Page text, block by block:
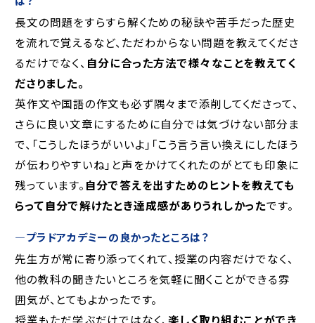
長文の問題をすらすら解くための秘訣や苦手だった歴史
を流れで覚えるなど、ただわからない問題を教えてくださ
るだけでなく、 自分に合った方法で様々なことを教えてく
ださりました。
英作文や国語の作文も必ず隅々まで添削してくださって、
さらに良い文章にするために自分では気づけない部分ま
で、「こうしたほうがいいよ」「こう言う言い換えにしたほう
が伝わりやすいね」と声をかけてくれたのがとても印象に
残っています。 自分で答えを出すためのヒントを教えても
らって自分で解けたとき達成感がありうれしかったです。
―プラドアカデミーの良かったところは？
先生方が常に寄り添ってくれて、授業の内容だけでなく、
他の教科の聞きたいところを気軽に聞くことができる雰
囲気が、とてもよかったです。
授業もただ学ぶだけではなく、楽しく取り組むことができ